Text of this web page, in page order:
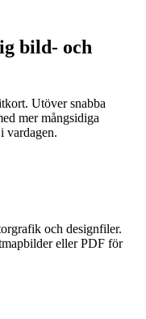
bild- och
Utöver snabba
mer mångsidiga
vardagen.
och designfiler.
eller PDF för